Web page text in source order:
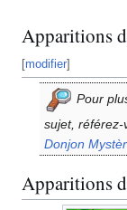
Apparitions
[modifier]
Pour
sujet, référez-
Donjon
Apparitions